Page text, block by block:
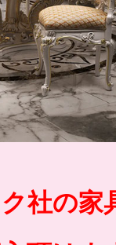
社の家